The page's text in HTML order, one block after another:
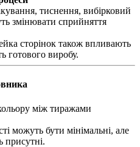
тиснення, вибірковий
змінювати сприйняття
сторінок також впливають
готового виробу.
між тиражами
можуть бути мінімальні, але
присутні.